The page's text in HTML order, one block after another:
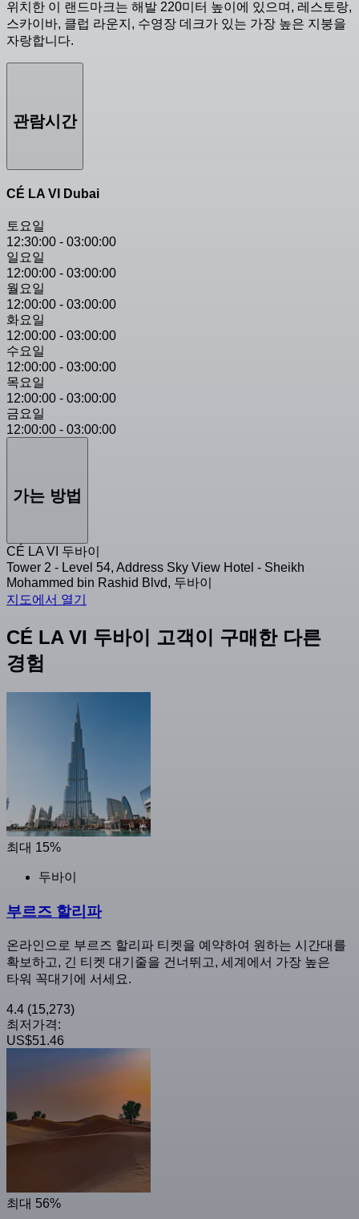
위치한 이 랜드마크는 해발 220미터 높이에 있으며, 레스토랑,
스카이바, 클럽 라운지, 수영장 데크가 있는 가장 높은 지붕을
자랑합니다.
관람시간
CÉ LA VI Dubai
토요일
12:30:00 - 03:00:00
일요일
12:00:00 - 03:00:00
월요일
12:00:00 - 03:00:00
화요일
12:00:00 - 03:00:00
수요일
12:00:00 - 03:00:00
목요일
12:00:00 - 03:00:00
금요일
12:00:00 - 03:00:00
가는 방법
CÉ LA VI 두바이
Tower 2 - Level 54, Address Sky View Hotel - Sheikh
Mohammed bin Rashid Blvd, 두바이
지도에서 열기
CÉ LA VI 두바이 고객이 구매한 다른
경험
최대 15%
두바이
부르즈 할리파
온라인으로 부르즈 할리파 티켓을 예약하여 원하는 시간대를
확보하고, 긴 티켓 대기줄을 건너뛰고, 세계에서 가장 높은
타워 꼭대기에 서세요.
4.4 (15,273)
최저가격:
US$51.46
최대 56%